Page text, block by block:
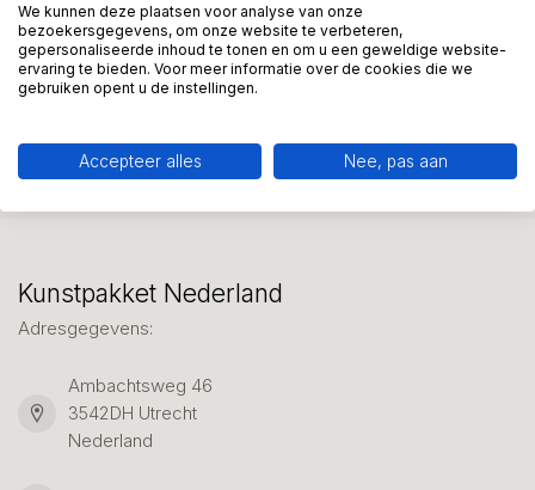
Meer informatie?
We helpen graag met uw keuze of geven advies, bel of app
ons 7 dagen per week: 06-23643267
Klantenservice
Kunstpakket Nederland
Adresgegevens:
Ambachtsweg 46
3542DH Utrecht
Nederland
We kunnen deze plaatsen voor analyse van onze
bezoekersgegevens, om onze website te verbeteren,
gepersonaliseerde inhoud te tonen en om u een geweldige website-
ervaring te bieden. Voor meer informatie over de cookies die we
gebruiken opent u de instellingen.
Accepteer alles Nee, pas aan